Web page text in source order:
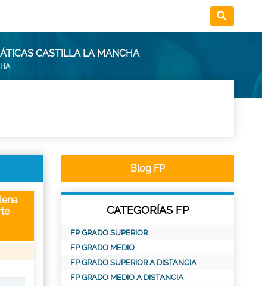
CASTILLA LA MANCHA
Blog FP
CATEGORÍAS FP
FP GRADO SUPERIOR
FP GRADO MEDIO
FP GRADO SUPERIOR A DISTANCIA
FP GRADO MEDIO A DISTANCIA